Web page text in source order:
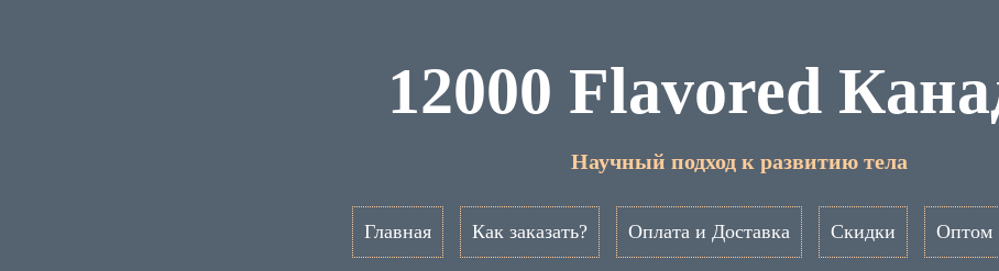
12000 Flavored
Научный подход к развитию тела
Главная Как заказать? Оплата и Доставка Скидки Оптом